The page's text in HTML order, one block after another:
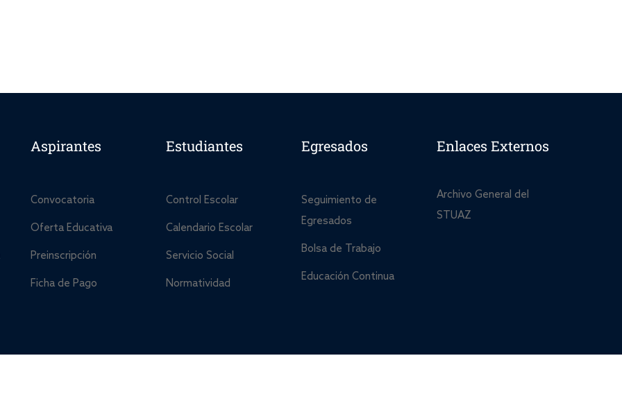
Aspirantes
Convocatoria
Oferta Educativa
Preinscripción
Ficha de Pago
Estudiantes
Control Escolar
Calendario Escolar
Servicio Social
Normatividad
Egresados
Seguimiento de
Egresados
Bolsa de Trabajo
Educación Continua
Enlaces Externos
Archivo General del
STUAZ